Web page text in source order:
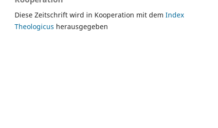
Diese Zeitschrift wird in Kooperation mit dem Index
Theologicus herausgegeben